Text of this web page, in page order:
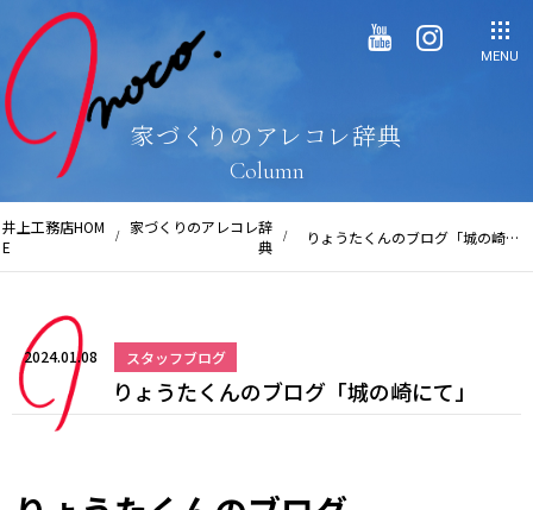
MENU
家づくりのアレコレ辞典
Column
井上工務店HOM
E
家づくりのアレコレ辞
典
りょうたくんのブログ「城の崎に
2024.01.08 スタッフブログ
りょうたくんのブログ「城の崎にて」